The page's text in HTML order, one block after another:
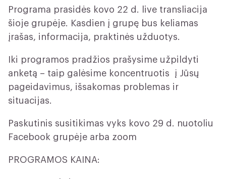
Programa prasidės kovo 22 d. live transliacija
šioje grupėje. Kasdien į grupę bus keliamas
įrašas, informacija, praktinės užduotys.
Iki programos pradžios prašysime užpildyti
anketą – taip galėsime koncentruotis į Jūsų
pageidavimus, išsakomas problemas ir
situacijas.
Paskutinis susitikimas vyks kovo 29 d. nuotoliu
Facebook grupėje arba zoom
PROGRAMOS KAINA: